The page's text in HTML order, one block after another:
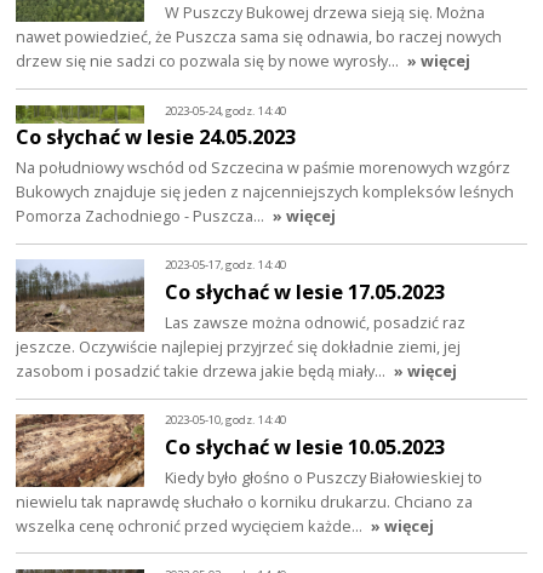
W Puszczy Bukowej drzewa sieją się. Można
nawet powiedzieć, że Puszcza sama się odnawia, bo raczej nowych
drzew się nie sadzi co pozwala się by nowe wyrosły… » więcej
2023-05-24, godz. 14:40
Co słychać w lesie 24.05.2023
Na południowy wschód od Szczecina w paśmie morenowych wzgórz
Bukowych znajduje się jeden z najcenniejszych kompleksów leśnych
Pomorza Zachodniego - Puszcza… » więcej
2023-05-17, godz. 14:40
Co słychać w lesie 17.05.2023
Las zawsze można odnowić, posadzić raz
jeszcze. Oczywiście najlepiej przyjrzeć się dokładnie ziemi, jej
zasobom i posadzić takie drzewa jakie będą miały… » więcej
2023-05-10, godz. 14:40
Co słychać w lesie 10.05.2023
Kiedy było głośno o Puszczy Białowieskiej to
niewielu tak naprawdę słuchało o korniku drukarzu. Chciano za
wszelka cenę ochronić przed wycięciem każde… » więcej